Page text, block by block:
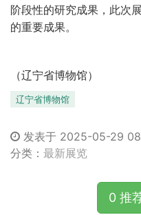
阶段性的研究成果，此次
的重要成果。
（辽宁省博物馆）
辽宁省博物馆
发表于 2025-05-29
分类： 最新展览
0 推